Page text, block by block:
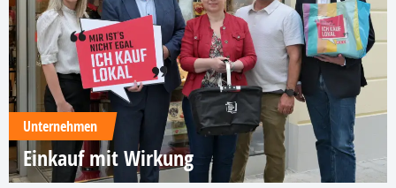
Unternehmen
Einkauf mit Wirkung